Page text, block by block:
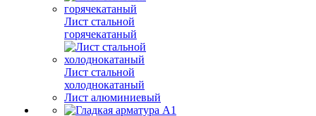
Лист стальной
горячекатаный
Лист стальной
холоднокатаный
Лист алюминиевый